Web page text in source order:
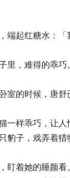
起红糖水：「
，难得的乖巧。
的时候，唐舒
样乖巧，让人
豹子，戏弄着猎
着她的睡颜看